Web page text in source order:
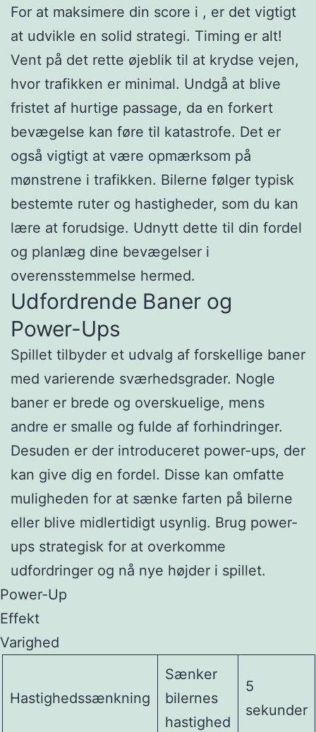
For at maksimere din score i , er det vigtigt
at udvikle en solid strategi. Timing er alt!
Vent på det rette øjeblik til at krydse vejen,
hvor trafikken er minimal. Undgå at blive
fristet af hurtige passage, da en forkert
bevægelse kan føre til katastrofe. Det er
også vigtigt at være opmærksom på
mønstrene i trafikken. Bilerne følger typisk
bestemte ruter og hastigheder, som du kan
lære at forudsige. Udnytt dette til din fordel
og planlæg dine bevægelser i
overensstemmelse hermed.
Udfordrende Baner og
Power-Ups
Spillet tilbyder et udvalg af forskellige baner
med varierende sværhedsgrader. Nogle
baner er brede og overskuelige, mens
andre er smalle og fulde af forhindringer.
Desuden er der introduceret power-ups, der
kan give dig en fordel. Disse kan omfatte
muligheden for at sænke farten på bilerne
eller blive midlertidigt usynlig. Brug power-
ups strategisk for at overkomme
udfordringer og nå nye højder i spillet.
Power-Up
Effekt
Varighed
Hastighedssænkning
Sænker
bilernes
hastighed
5
sekunder